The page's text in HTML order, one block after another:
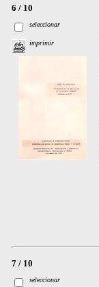
6 / 10
seleccionar
imprimir
7 / 10
seleccionar